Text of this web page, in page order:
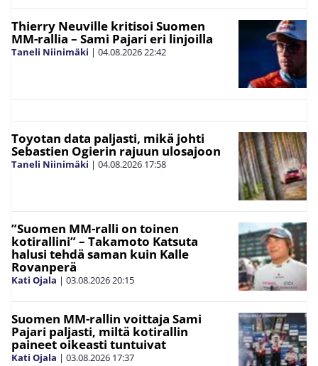
Thierry Neuville kritisoi Suomen
MM-rallia – Sami Pajari eri linjoilla
Taneli Niinimäki | 04.08.202622:42
Toyotan data paljasti, mikä johti
Sebastien Ogierin rajuun ulosajoon
Taneli Niinimäki | 04.08.2026 17:58
”Suomen MM-ralli on toinen
kotirallini” – Takamoto Katsuta
halusi tehdä saman kuin Kalle
Rovanperä
Kati Ojala | 03.08.202620:15
Suomen MM-rallin voittaja Sami
Pajari paljasti, miltä kotirallin
paineet oikeasti tuntuivat
Kati Ojala | 03.08.2026 17:37